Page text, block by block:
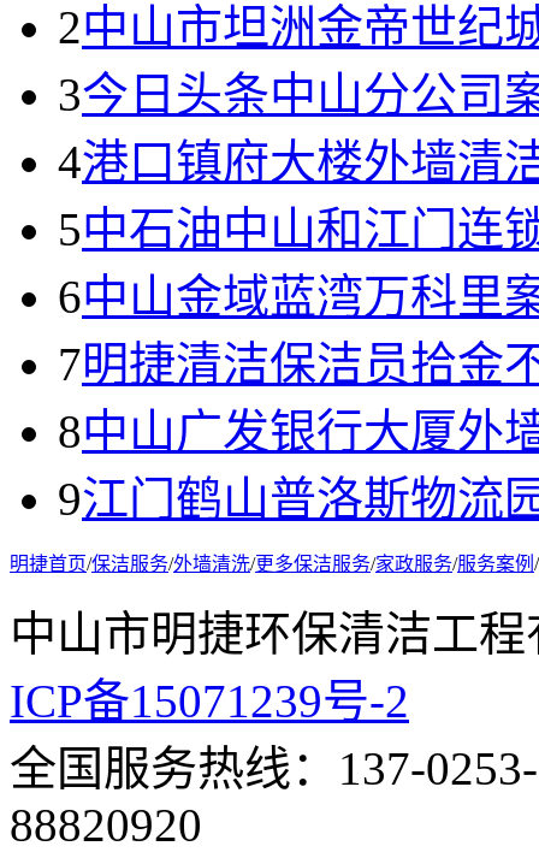
2中山市坦洲金帝世纪
3今日头条中山分公司
4港口镇府大楼外墙清
5中石油中山和江门连
6中山金域蓝湾万科里
7明捷清洁保洁员拾金
8中山广发银行大厦外
9江门鹤山普洛斯物流
明捷首页/保洁服务/外墙清洗/更多保洁服务/家政服务/服务案例 /
中山市明捷环保清洁
ICP备15071239号-2
全国服务热线：137-
88820920